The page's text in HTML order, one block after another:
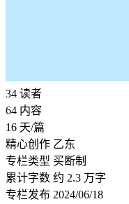
34 读者
64 内容
16 天/篇
精心创作 乙东
专栏类型 买断制
累计字数 约 2.3 万字
专栏发布 2024/06/18